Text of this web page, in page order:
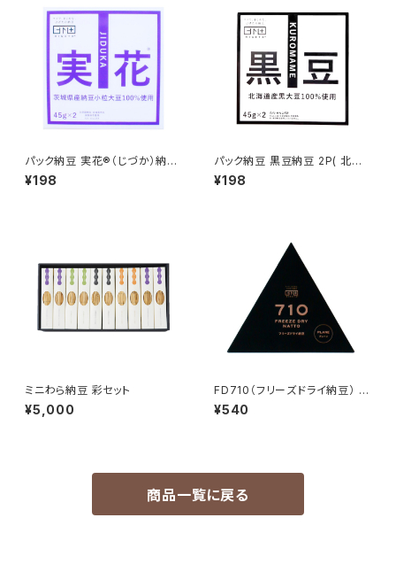
パック納豆 実花®（じづか）納豆
2P（茨城県産）
¥198
パック納豆 黒豆納豆 2P( 北海
道産)
¥198
ミニわら納豆 彩セット
¥5,000
FD710（フリーズドライ納豆） プ
レーン
¥540
商品一覧に戻る